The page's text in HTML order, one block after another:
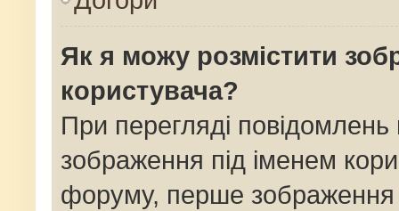
Як я можу розмістити
користувача?
При перегляді
зображення під іменем
форуму, перше зображення